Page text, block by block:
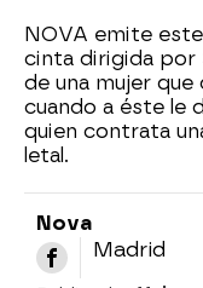
NOVA emite
cinta dirigida por
de una mujer
cuando a éste le
quien contrata
letal.
Nova
Madrid